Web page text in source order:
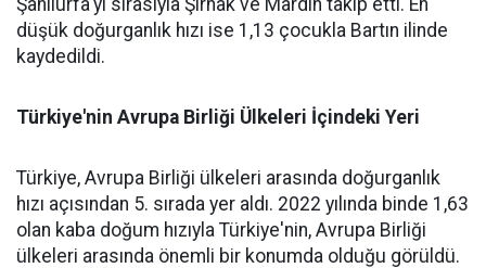
Şanlıurfa'yı sırasıyla Şırnak ve Mardin takip etti. En
düşük doğurganlık hızı ise 1,13 çocukla Bartın ilinde
kaydedildi.
Türkiye'nin Avrupa Birliği Ülkeleri İçindeki Yeri
Türkiye, Avrupa Birliği ülkeleri arasında doğurganlık
hızı açısından 5. sırada yer aldı. 2022 yılında binde 1,63
olan kaba doğum hızıyla Türkiye'nin, Avrupa Birliği
ülkeleri arasında önemli bir konumda olduğu görüldü.